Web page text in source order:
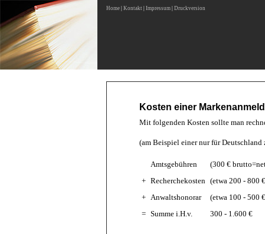
Home Kontakt Impressum Druckversion
Kosten einer
Mit folgenden Kosten sollte man
(am Beispiel einer nur für
Amtsgebühren
(300 €
+ Recherchekosten (etwa 200 - 800
+ Anwaltshonorar
(etwa 100 - 500
= Summe i.H.v. 300 - 1.600 €